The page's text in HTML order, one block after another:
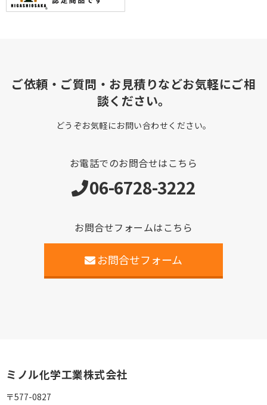
ご依頼・ご質問・お見積りなどお気軽にご相
談ください。
どうぞお気軽にお問い合わせください。
お電話でのお問合せはこちら
06-6728-3222
お問合せフォームはこちら
お問合せフォーム
ミノル化学工業株式会社
〒577-0827